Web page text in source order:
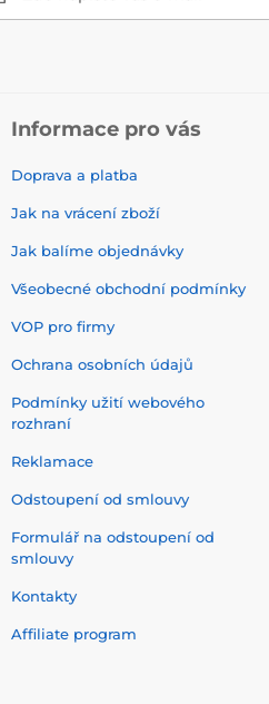
Informace pro vás
Doprava a platba
Jak na vrácení zboží
Jak balíme objednávky
Všeobecné obchodní podmínky
VOP pro firmy
Ochrana osobních údajů
Podmínky užití webového
rozhraní
Reklamace
Odstoupení od smlouvy
Formulář na odstoupení od
smlouvy
Kontakty
Affiliate program